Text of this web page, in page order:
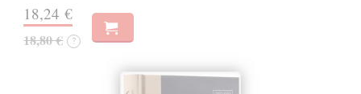
18,24 €
18,80 € ?